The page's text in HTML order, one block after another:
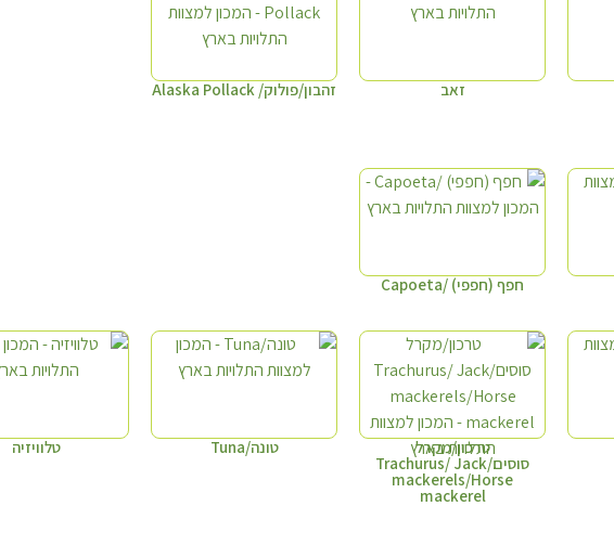
זאב זהבון/פולוק/ Alaska Pollack
חפף (חפפי) /Capoeta
טרכון/מקרל
סוסים/Trachurus/ Jack
mackerels/Horse
mackerel
טונה/Tuna טלוויזיה